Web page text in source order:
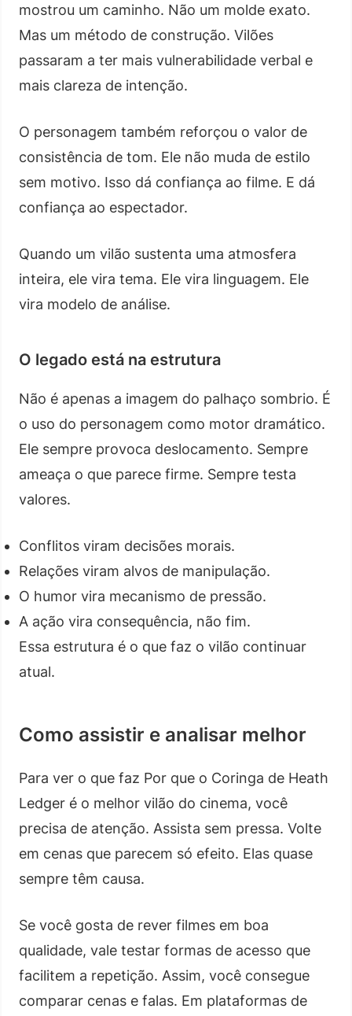
mostrou um caminho. Não um molde exato.
Mas um método de construção. Vilões
passaram a ter mais vulnerabilidade verbal e
mais clareza de intenção.
O personagem também reforçou o valor de
consistência de tom. Ele não muda de estilo
sem motivo. Isso dá confiança ao filme. E dá
confiança ao espectador.
Quando um vilão sustenta uma atmosfera
inteira, ele vira tema. Ele vira linguagem. Ele
vira modelo de análise.
O legado está na estrutura
Não é apenas a imagem do palhaço sombrio. É
o uso do personagem como motor dramático.
Ele sempre provoca deslocamento. Sempre
ameaça o que parece firme. Sempre testa
valores.
Conflitos viram decisões morais.
Relações viram alvos de manipulação.
O humor vira mecanismo de pressão.
A ação vira consequência, não fim.
Essa estrutura é o que faz o vilão continuar
atual.
Como assistir e analisar melhor
Para ver o que faz Por que o Coringa de Heath
Ledger é o melhor vilão do cinema, você
precisa de atenção. Assista sem pressa. Volte
em cenas que parecem só efeito. Elas quase
sempre têm causa.
Se você gosta de rever filmes em boa
qualidade, vale testar formas de acesso que
facilitem a repetição. Assim, você consegue
comparar cenas e falas. Em plataformas de